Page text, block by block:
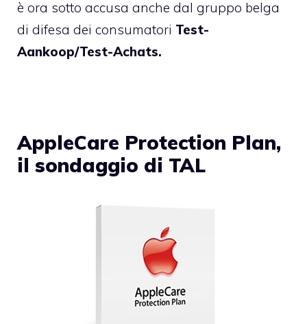
è ora sotto accusa anche dal gruppo belga
di difesa dei consumatori Test-
Aankoop/Test-Achats.
AppleCare Protection Plan,
il sondaggio di TAL